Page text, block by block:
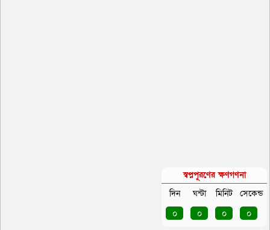
স্বপ্নপূরণের ক্ষণগণনা
দিন
ঘন্টা মিনিট
সেকেন্ড
০
০ ০ ০